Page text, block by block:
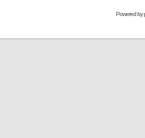
Powered by